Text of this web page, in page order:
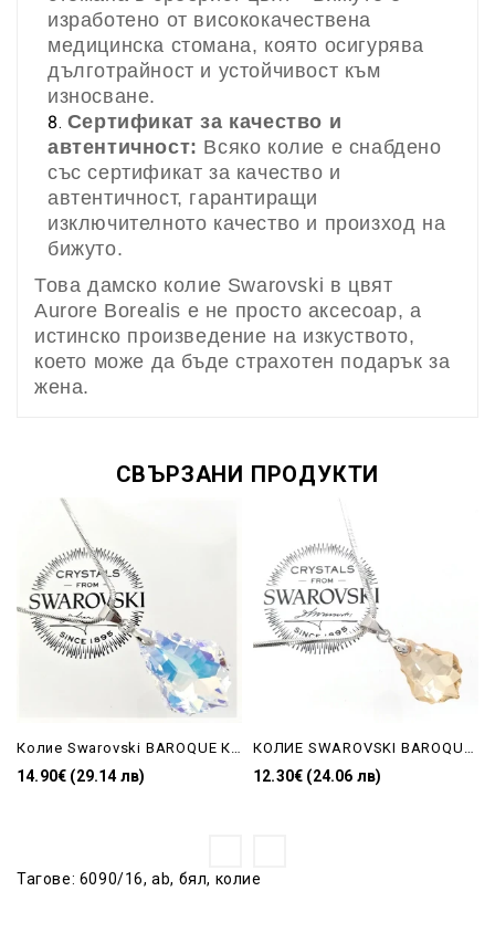
изработено от висококачествена
медицинска стомана, която осигурява
дълготрайност и устойчивост към
износване.
Сертификат за качество и
автентичност: Всяко колие е снабдено
със сертификат за качество и
автентичност, гарантиращи
изключителното качество и произход на
бижуто.
Това дамско колие Swarovski в цвят
Aurore Borealis е не просто аксесоар, а
истинско произведение на изкуството,
което може да бъде страхотен подарък за
жена.
СВЪРЗАНИ ПРОДУКТИ
14.90€ (29.14 лв) 12.30€ (24.06 лв)
Тагове: 6090/16,ab, бял, колие